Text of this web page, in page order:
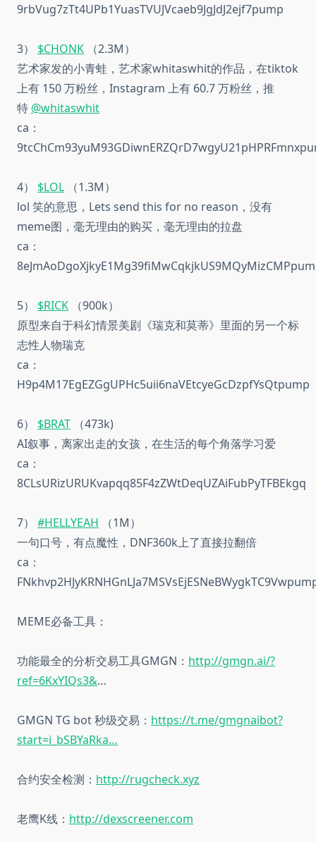
9rbVug7zTt4UPb1YuasTVUJVcaeb9JgJdJ2ejf7pump
3） $CHONK （2.3M）
艺术家发的小青蛙，艺术家whitaswhit的作品，在tiktok
上有 150 万粉丝，Instagram 上有 60.7 万粉丝，推
特 @whitaswhit
ca：
4） $LOL （1.3M）
lol 笑的意思，Lets send this for no reason，没有
meme图，毫无理由的购买，毫无理由的拉盘
ca：
5） $RICK （900k）
原型来自于科幻情景美剧《瑞克和莫蒂》里面的另一个标
志性人物瑞克
ca：
H9p4M17EgEZGgUPHc5uii6naVEtcyeGcDzpfYsQtpump
6） $BRAT （473k)
AI叙事，离家出走的女孩，在生活的每个角落学习爱
ca：
8CLsURizURUKvapqq85F4zZWtDeqUZAiFubPyTFBEkgq
7） #HELLYEAH （1M）
一句口号，有点魔性，DNF360k上了直接拉翻倍
ca：
MEME必备工具：
功能最全的分析交易工具GMGN： http://gmgn.ai/?
ref=6KxYIQs3&…
GMGN TG bot 秒级交易： https://t.me/gmgnaibot?
start=i_bSBYaRka…
合约安全检测： http://rugcheck.xyz
老鹰K线： http://dexscreener.com